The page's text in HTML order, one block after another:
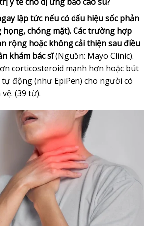
lập tức nếu có dấu hiệu sốc phản
chóng mặt). Các trường hợp
rộng hoặc không cải thiện sau điều
khám bác sĩ(Nguồn: Mayo Clinic).
corticosteroid mạnh hơn hoặc bút
động (như EpiPen) cho người có
(39 từ).